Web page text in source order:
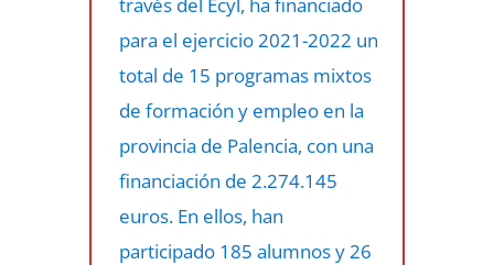
para el ejercicio 2021-2022 un
total de 15 programas mixtos
de formación y empleo en la
provincia de Palencia, con una
financiación de 2.274.145
euros. En ellos, han
participado 185 alumnos y 26